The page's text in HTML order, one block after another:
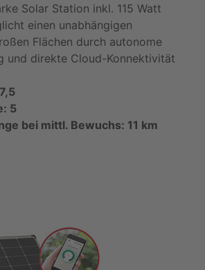
Solar Station inkl. 115 Watt
einen unabhängigen
Flächen durch autonome
und direkte Cloud-Konnektivität
5
bei mittl. Bewuchs: 11 km